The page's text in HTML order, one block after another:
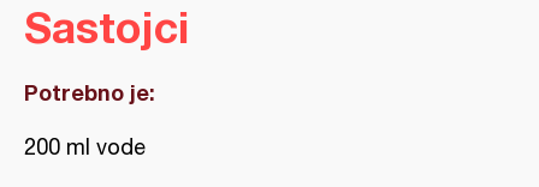
Sastojci
Potrebno je:
200 ml vode